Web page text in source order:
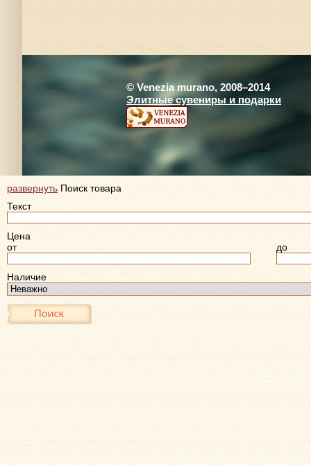
© Venezia murano, 2008–2014
Элитные сувениры и подарки
развернуть Поиск товара
Текст
Цена
от
до
Наличие